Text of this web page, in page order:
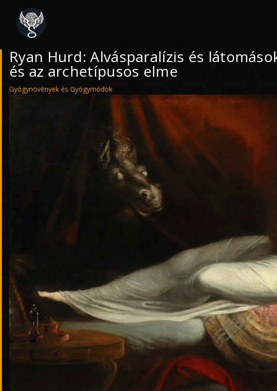
Ryan Hurd: Alvásparalízis és
és az archetípusos elme
Gyógynövények és Gyógymódok